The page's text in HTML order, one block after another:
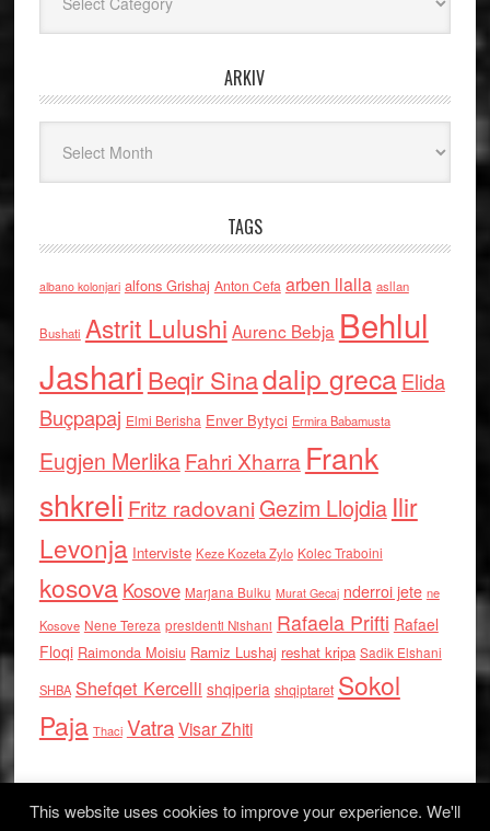
ARKIV
TAGS
albano kolonjari alfons Grishaj Anton Cefa arben llalla asllan
Bushati Astrit Lulushi Aurenc Bebja Behlul
Jashari Beqir Sinadalip grecaElida
Buçpapaj Elmi Berisha Enver Bytyci Ermira Babamusta
Eugjen MerlikaFahri Xharra Frank
shkreli Fritz radovaniGezim Llojdia Ilir
Levonja Interviste Keze Kozeta Zylo Kolec Traboini
kosova Kosove Marjana Bulku Murat Gecaj nderroi jete ne
Kosove Nene Tereza presidenti Nishani Rafaela Prifti Rafael
Floqi Raimonda Moisiu Ramiz Lushaj reshat kripa Sadik Elshani
SHBA Shefqet Kercelli shqiperia shqiptaret Sokol
Paja Thaci VatraVisar Zhiti
This website uses cookies to improve your experience. We'll